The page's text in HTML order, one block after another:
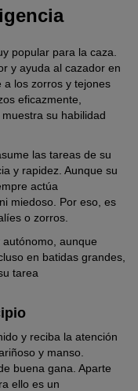
popular para la caza.
y ayuda al cazador en
a los zorros y tejones
eficazmente,
su habilidad
las tareas de su
y rapidez. Aunque su
actúa
miedoso. Por eso, es
o zorros.
aunque
en batidas grandes,
tarea
y reciba la atención
y manso.
buena gana. Aparte
ello es un